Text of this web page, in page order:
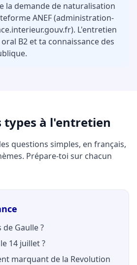
la demande de naturalisation
ANEF (administration-
L'entretien
B2 et ta connaissance des
types à l'entretien
questions simples, en français,
Prépare-toi sur chacun
Gaulle ?
14 juillet ?
marquant de la Revolution